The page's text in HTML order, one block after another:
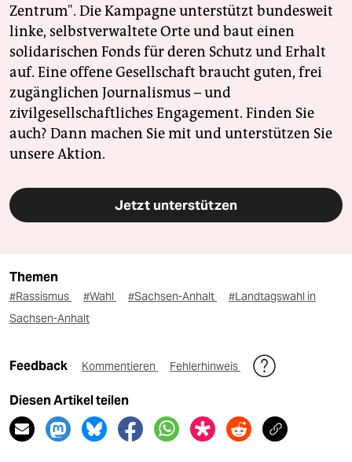
Zentrum". Die Kampagne unterstützt bundesweit
linke, selbstverwaltete Orte und baut einen
solidarischen Fonds für deren Schutz und Erhalt
auf. Eine offene Gesellschaft braucht guten, frei
zugänglichen Journalismus – und
zivilgesellschaftliches Engagement. Finden Sie
auch? Dann machen Sie mit und unterstützen Sie
unsere Aktion.
Jetzt unterstützen
Themen
#Rassismus #Wahl #Sachsen-Anhalt
#Landtagswahl in
Sachsen-Anhalt
Feedback Kommentieren Fehlerhinweis
Diesen Artikel teilen